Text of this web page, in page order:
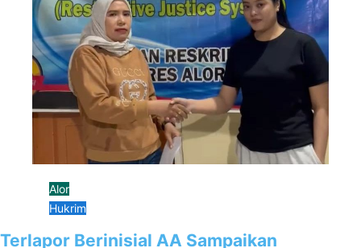
Alor
Hukrim
Terlapor Berinisial AA Sampaikan